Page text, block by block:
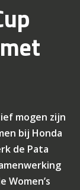
mogen zijn
bij Honda
de Pata
Women’s